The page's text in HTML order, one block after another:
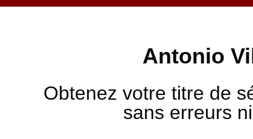
Antonio
Obtenez votre titre de
sans erreurs